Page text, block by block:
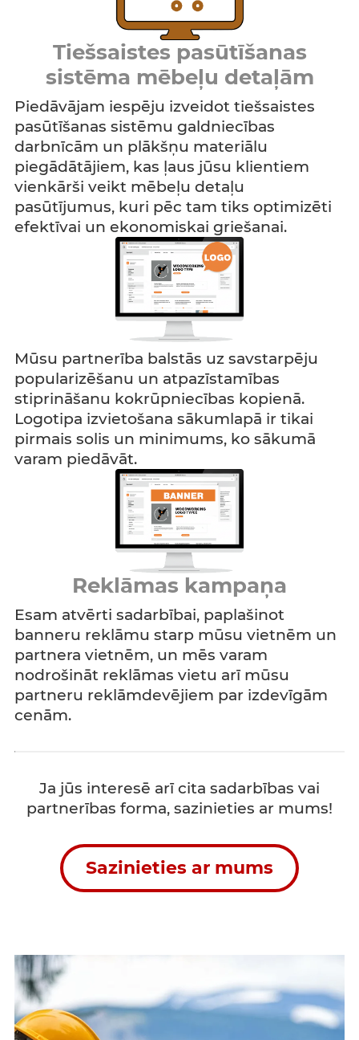
Tiešsaistes pasūtīšanas
sistēma mēbeļu detaļām
Piedāvājam iespēju izveidot tiešsaistes
pasūtīšanas sistēmu galdniecības
darbnīcām un plākšņu materiālu
piegādātājiem, kas ļaus jūsu klientiem
vienkārši veikt mēbeļu detaļu
pasūtījumus, kuri pēc tam tiks optimizēti
efektīvai un ekonomiskai griešanai.
Mūsu partnerība balstās uz savstarpēju
popularizēšanu un atpazīstamības
stiprināšanu kokrūpniecības kopienā.
Logotipa izvietošana sākumlapā ir tikai
pirmais solis un minimums, ko sākumā
varam piedāvāt.
Reklāmas kampaņa
Esam atvērti sadarbībai, paplašinot
banneru reklāmu starp mūsu vietnēm un
partnera vietnēm, un mēs varam
nodrošināt reklāmas vietu arī mūsu
partneru reklāmdevējiem par izdevīgām
cenām.
Ja jūs interesē arī cita sadarbības vai
partnerības forma, sazinieties ar mums!
Sazinieties ar mums